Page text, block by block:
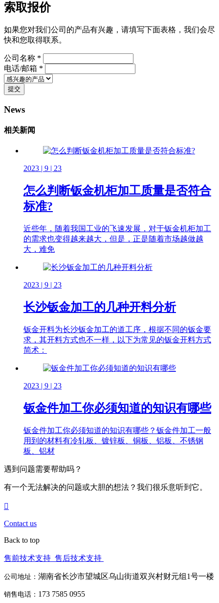
索取报价
如果您对我们公司的产品有兴趣，请填写下面表格，我们会尽
快和您取得联系。
公司名称 *
电话/邮箱 *
提交
News
相关新闻
2023 | 9 | 23
怎么判断钣金机柜加工质量是否符合
标准?
近些年，随着我国工业的飞速发展，对于钣金机柜加工
的需求也变得越来越大，但是，正是随着市场越做越
大，难免
2023 | 9 | 23
长沙钣金加工的几种开料分析
钣金开料为长沙钣金加工的道工序，根据不同的钣金要
求，其开料方式也不一样，以下为常见的钣金开料方式
简术：
2023 | 9 | 23
钣金件加工你必须知道的知识有哪些
钣金件加工你必须知道的知识有哪些？钣金件加工一般
用到的材料有冷轧板、镀锌板、铜板、铝板、不锈钢
板、铝材
遇到问题需要帮助吗？
有一个无法解决的问题或大胆的想法？我们很乐意听到它。
Contact us
Back to top
售前技术支持 售后技术支持
公司地址： 湖南省长沙市望城区乌山街道双兴村财元组1号一楼
销售电话： 173 7585 0955